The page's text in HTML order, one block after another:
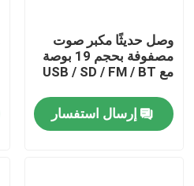
بيت
وصل حديثًا مكبر صوت
مصفوفة بحجم 19 بوصة
مع USB / SD / FM / BT
إرسال استفسار